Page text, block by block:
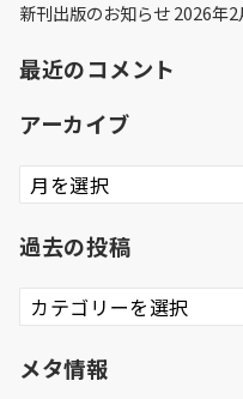
新刊出版のお知らせ 2026年2
最近のコメント
アーカイブ
ア
ー
イ
過去の投稿
過
去
投
メタ情報